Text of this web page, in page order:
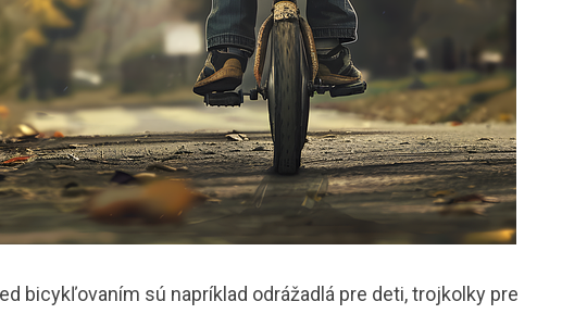
bicykľovaním sú napríklad odrážadlá pre deti, trojkolky pre